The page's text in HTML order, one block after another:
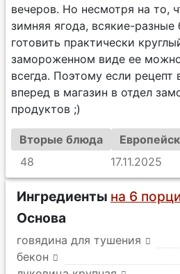
вечеров. Но несмотря на то,
зимняя ягода, всякие-
готовить практически
замороженном виде ее
всегда. Поэтому если рецепт
вперед в магазин в отдел
продуктов ;)
Вторые блюда
48
17.11.2025
Ингредиенты на 6
Основа
говядина для тушения
бекон